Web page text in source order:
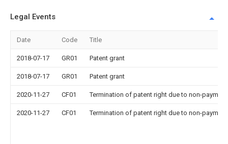
Legal Events
Date Code Title
2018-07-17 GR01 Patent grant
2018-07-17 GR01 Patent grant
2020-11-27 CF01 Termination of patent right due to non-
2020-11-27 CF01 Termination of patent right due to non-